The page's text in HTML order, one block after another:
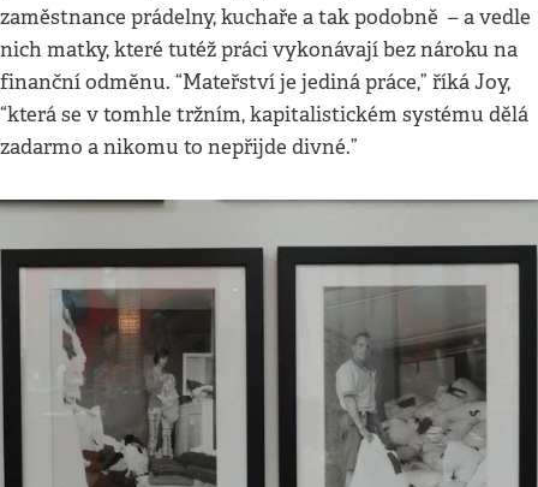
zaměstnance prádelny, kuchaře a tak podobně – a vedle
nich matky, které tutéž práci vykonávají bez nároku na
finanční odměnu. “Mateřství je jediná práce,” říká Joy,
“která se v tomhle tržním, kapitalistickém systému dělá
zadarmo a nikomu to nepřijde divné.”